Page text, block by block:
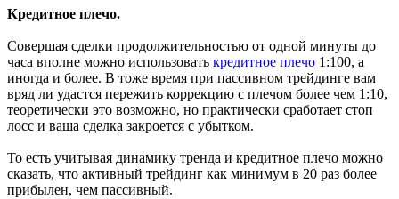
Кредитное плечо.
Совершая сделки продолжительностью от одной минуты до
часа вполне можно использовать кредитное плечо 1:100, а
иногда и более. В тоже время при пассивном трейдинге вам
вряд ли удастся пережить коррекцию с плечом более чем 1:10,
теоретически это возможно, но практически сработает стоп
лосс и ваша сделка закроется с убытком.
То есть учитывая динамику тренда и кредитное плечо можно
сказать, что активный трейдинг как минимум в 20 раз более
прибылен, чем пассивный.